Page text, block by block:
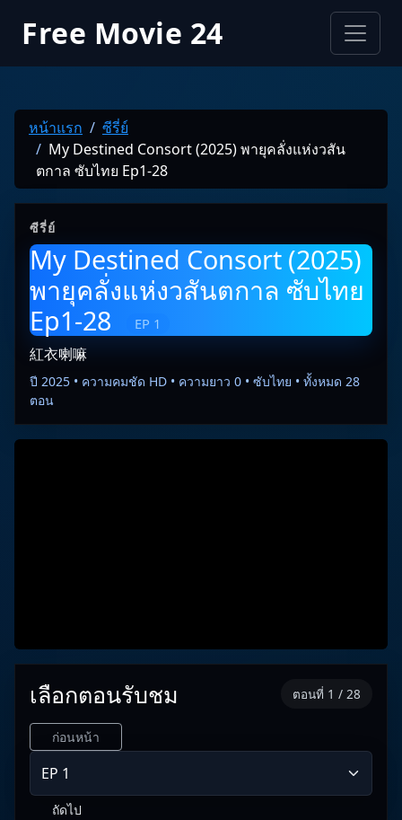
Free Movie 24
หน้าแรก
ซีรี่ย์
My Destined Consort (2025) พายุคลั่งแห่งวสัน
ตกาล ซับไทย Ep1-28
ซีรี่ย์
My Destined Consort (2025)
พายุคลั่งแห่งวสันตกาล ซับไทย
Ep1-28
EP 1
紅衣喇嘛
ปี 2025 • ความคมชัด HD • ความยาว 0 • ซับไทย • ทั้งหมด 28
ตอน
เลือกตอนรับชม ตอนที่ 1 / 28
ก่อนหน้า
ถัดไป